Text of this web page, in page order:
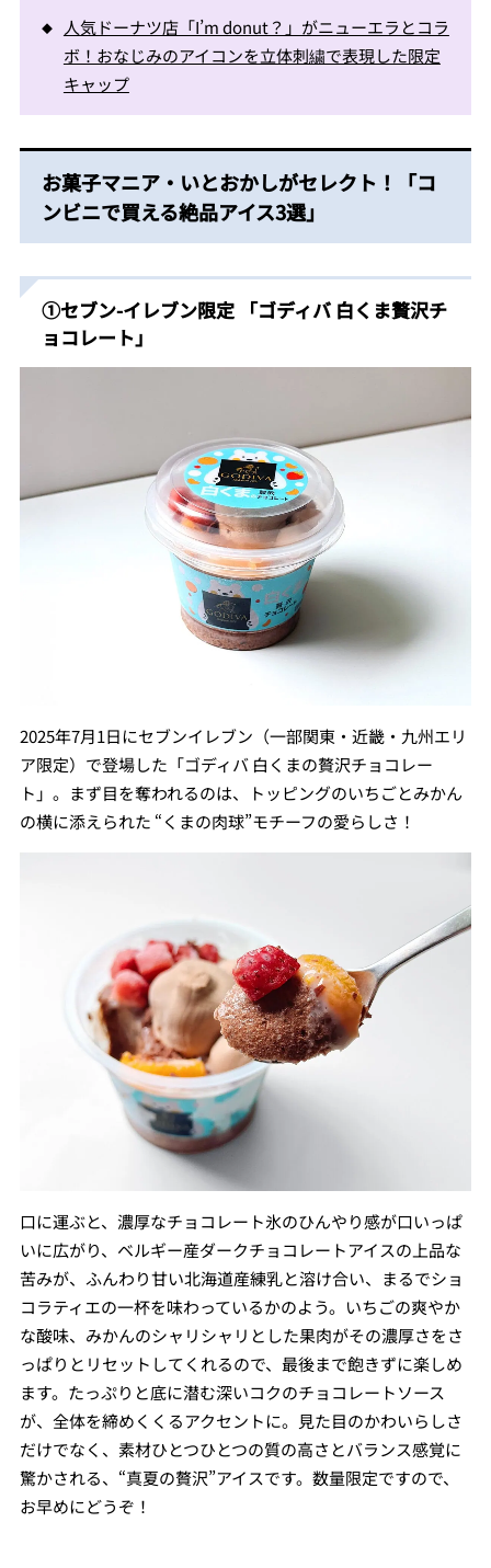
人気ドーナツ店「I’m donut？」がニューエラとコラ
ボ！おなじみのアイコンを立体刺繍で表現した限定
キャップ
お菓子マニア・いとおかしがセレクト！「コ
ンビニで買える絶品アイス3選」
①セブン-イレブン限定 「ゴディバ 白くま贅沢チ
ョコレート 」
2025年7月1日にセブンイレブン（一部関東・近畿・九州エリ
ア限定）で登場した「ゴディバ 白くまの贅沢チョコレー
ト」。まず目を奪われるのは、トッピングのいちごとみかん
の横に添えられた “くまの肉球”モチーフの愛らしさ！
口に運ぶと、濃厚なチョコレート氷のひんやり感が口いっぱ
いに広がり、ベルギー産ダークチョコレートアイスの上品な
苦みが、ふんわり甘い北海道産練乳と溶け合い、まるでショ
コラティエの一杯を味わっているかのよう。いちごの爽やか
な酸味、みかんのシャリシャリとした果肉がその濃厚さをさ
っぱりとリセットしてくれるので、最後まで飽きずに楽しめ
ます。たっぷりと底に潜む深いコクのチョコレートソース
が、全体を締めくくるアクセントに。見た目のかわいらしさ
だけでなく、素材ひとつひとつの質の高さとバランス感覚に
驚かされる、“真夏の贅沢”アイスです。数量限定ですので、
お早めにどうぞ！